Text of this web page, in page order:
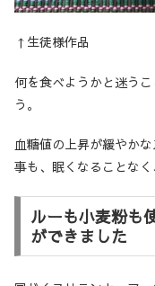
↑生徒様作品
何を食べようかと迷う
う。
血糖値の上昇が緩やか
事も、眠くなることな
ルーも小麦粉も
ができました